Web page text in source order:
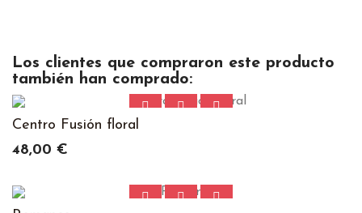
Los clientes que compraron este producto
también han comprado:
Centro Fusión floral
Precio
48,00 €